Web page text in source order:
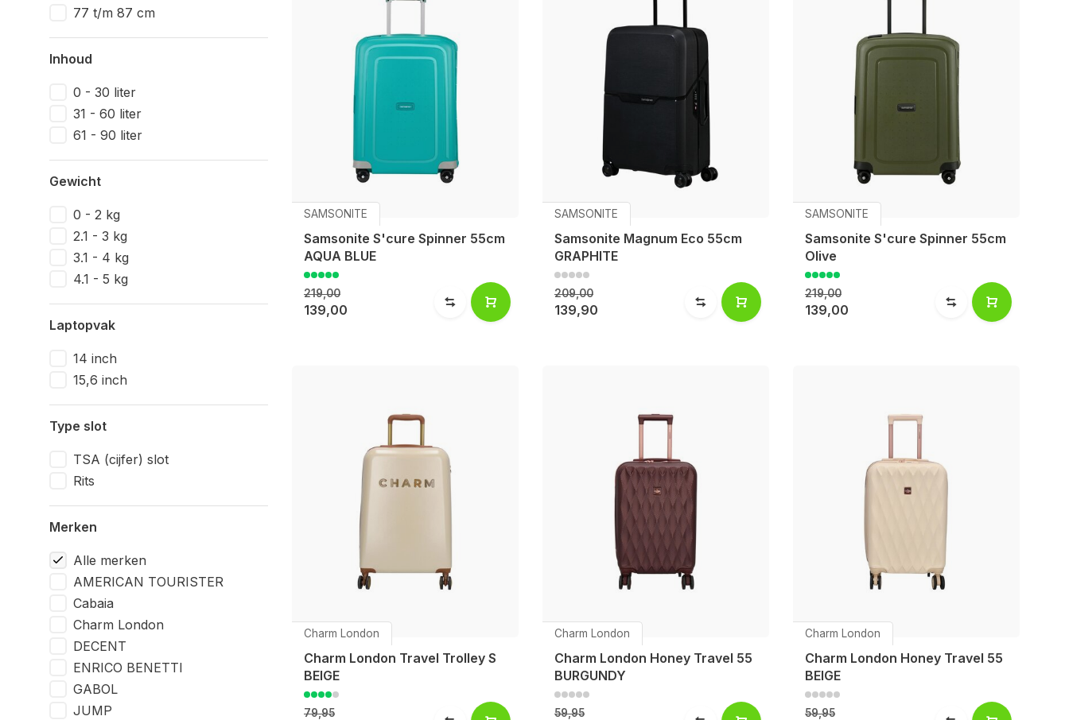
77 t/m 87 cm
Inhoud
0 - 30 liter
31 - 60 liter
61 - 90 liter
Gewicht
0 - 2 kg
2.1 - 3 kg
3.1 - 4 kg
4.1 - 5 kg
Laptopvak
14 inch
15,6 inch
Type slot
TSA (cijfer) slot
Rits
Merken
Alle merken
AMERICAN TOURISTER
Cabaia
Charm London
DECENT
ENRICO BENETTI
GABOL
JUMP
SAMSONITE
Samsonite S'cure Spinner 55cm
AQUA BLUE
219,00
139,00
SAMSONITE
Samsonite Magnum Eco 55cm
GRAPHITE
209,00
139,90
SAMSONITE
Samsonite S'cure Spinner 55cm
Olive
219,00
139,00
Charm London
Charm London Travel Trolley S
BEIGE
79,95
Charm London
Charm London Honey Travel 55
BURGUNDY
59,95
Charm London
Charm London Honey Travel 55
BEIGE
59,95